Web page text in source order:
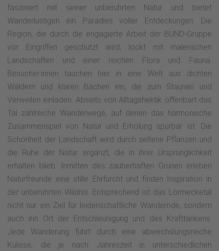
fasziniert mit seiner unberührten Natur und bietet
Wanderlustigen ein Paradies voller Entdeckungen. Die
Region, die durch die engagierte Arbeit der BUND-Gruppe
vor Eingriffen geschützt wird, lockt mit malerischen
Landschaften und einer reichen Flora und Fauna.
Besucher:innen tauchen hier in eine Welt aus dichten
Wäldern und klaren Bächen ein, die zum Staunen und
Verweilen einladen. Abseits von Alltagshektik offenbart das
Tal zahlreiche Wanderwege, auf denen das harmonische
Zusammenspiel von Natur und Erholung spürbar ist. Die
Schönheit der Landschaft wird durch seltene Pflanzen und
die Ruhe der Natur ergänzt, die in ihrer Ursprünglichkeit
erhalten blieb. Inmitten des zauberhaften Grünen erleben
Naturfreunde eine stille Ehrfurcht und finden Inspiration in
der unberührten Wildnis. Entsprechend ist das Lörmecketal
nicht nur ein Ziel für leidenschaftliche Wandernde, sondern
auch ein Ort der Entschleunigung und des Krafttankens.
Jede Wanderung führt durch eine abwechslungsreiche
Kulisse, die je nach Jahreszeit in unterschiedlichen